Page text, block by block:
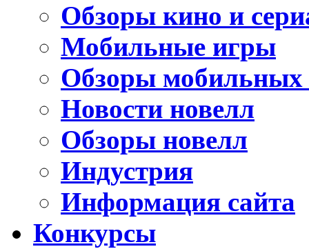
Обзоры кино и
Мобильные игры
Обзоры мобильных
Новости новелл
Обзоры новелл
Индустрия
Информация сайта
Конкурсы